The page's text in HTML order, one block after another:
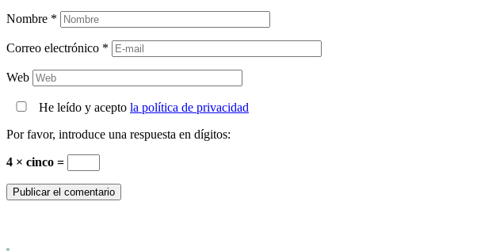
Nombre *
Correo electrónico *
Web
He leído y acepto la política de privacidad
Por favor, introduce una respuesta en dígitos:
4 × cinco =